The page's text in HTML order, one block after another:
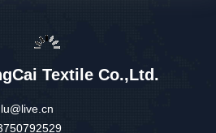
Textile Co.,Ltd.